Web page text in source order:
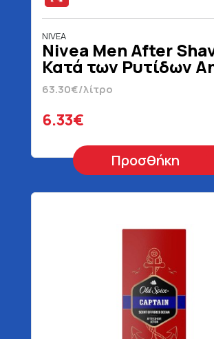
NIVEA
Nivea Men After
Κατά των Ρυτίδων
Age Hyaluron 100 ml
63.30€/λίτρο
6.33€
Προσθήκη